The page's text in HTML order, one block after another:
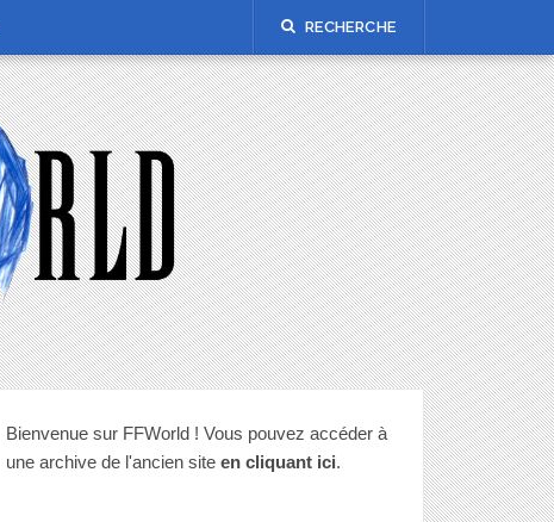
RECHERCHE
Bienvenue sur FFWorld ! Vous pouvez accéder à
une archive de l'ancien site en cliquant ici.